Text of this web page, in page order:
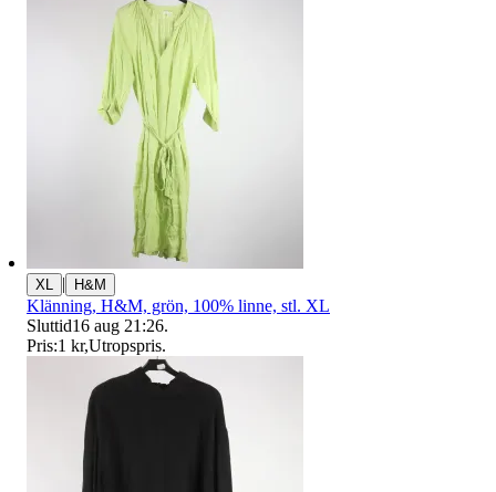
XL | H&M
Klänning, H&M, grön, 100% linne, stl. XL
Sluttid16 aug 21:26.
Pris:1 kr,Utropspris.